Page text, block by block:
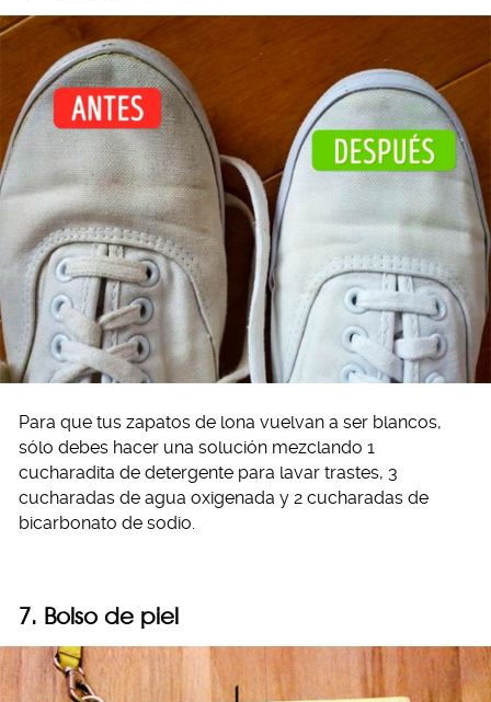
Para que tus zapatos de lona vuelvan a ser blancos,
sólo debes hacer una solución mezclando 1
cucharadita de detergente para lavar trastes, 3
cucharadas de agua oxigenada y 2 cucharadas de
bicarbonato de sodio.
7. Bolso de piel